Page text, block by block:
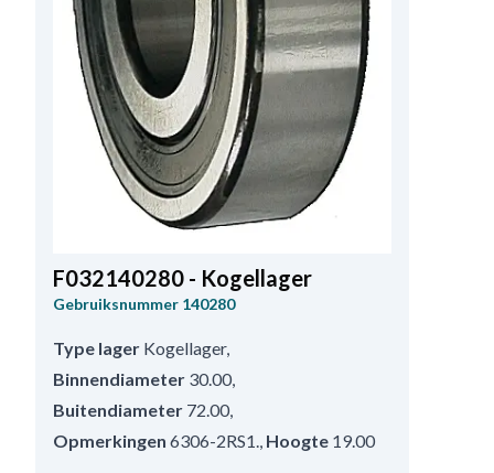
F032140280 - Kogellager
Gebruiksnummer 140280
Type lager Kogellager,
Binnendiameter 30.00,
Buitendiameter 72.00,
Opmerkingen 6306-2RS1., Hoogte 19.00